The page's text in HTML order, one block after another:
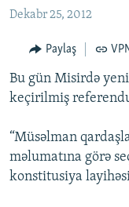
qayıt
#ƏSLINDƏ
FƏRQƏ BAX
QANUNI DOĞRU
ARAŞDIRMA
MULTIMEDIA
VIDEO
RADIO ARXIV
HAQQIMIZDA
Dekabr 25, 2012
Paylaş
Bu gün Misirdə
keçirilmiş
“Müsəlman
məlumatına görə
konstitusiya